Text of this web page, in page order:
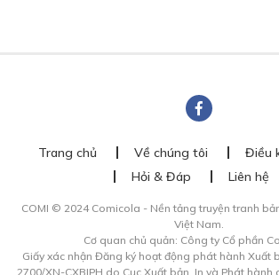
Trang chủ Về chúng tôi
Điều
Hỏi & Đáp
Liên hệ
COMI © 2024 Comicola - Nền tảng truyện tranh
Việt Nam.
Cơ quan chủ quản: Công ty Cổ phần
Giấy xác nhận Đăng ký hoạt động phát hành Xuất
2700/XN-CXBIPH do Cục Xuất bản, In và Phát